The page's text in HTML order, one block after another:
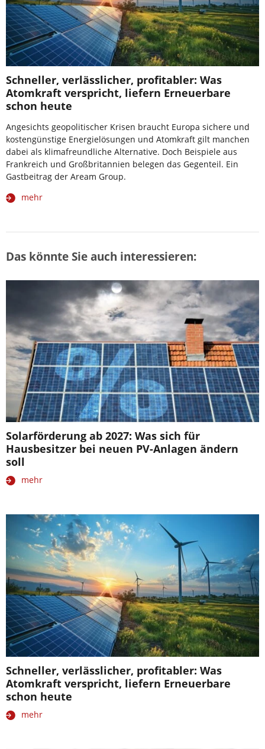
Schneller, verlässlicher, profitabler: Was
Atomkraft verspricht, liefern Erneuerbare
schon heute
Angesichts geopolitischer Krisen braucht Europa sichere und
kostengünstige Energielösungen und Atomkraft gilt manchen
dabei als klimafreundliche Alternative. Doch Beispiele aus
Frankreich und Großbritannien belegen das Gegenteil. Ein
Gastbeitrag der Aream Group.
mehr
Das könnte Sie auch interessieren:
Solarförderung ab 2027: Was sich für
Hausbesitzer bei neuen PV-Anlagen ändern
soll
mehr
Schneller, verlässlicher, profitabler: Was
Atomkraft verspricht, liefern Erneuerbare
schon heute
mehr